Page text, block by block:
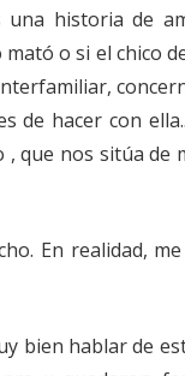
historia de
o si el chico
de hacer con
que nos sitúa de
En realidad,
bien hablar de